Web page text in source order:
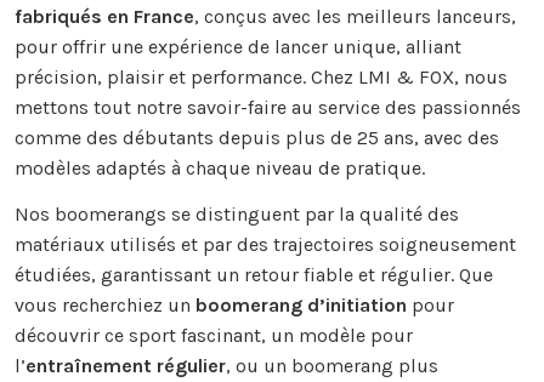
fabriqués en France, conçus avec les meilleurs lanceurs,
pour offrir une expérience de lancer unique, alliant
précision, plaisir et performance. Chez LMI & FOX, nous
mettons tout notre savoir-faire au service des passionnés
comme des débutants depuis plus de 25 ans, avec des
modèles adaptés à chaque niveau de pratique.
Nos boomerangs se distinguent par la qualité des
matériaux utilisés et par des trajectoires soigneusement
étudiées, garantissant un retour fiable et régulier. Que
vous recherchiez un boomerang d’initiation pour
découvrir ce sport fascinant, un modèle pour
l’entraînement régulier, ou un boomerang plus